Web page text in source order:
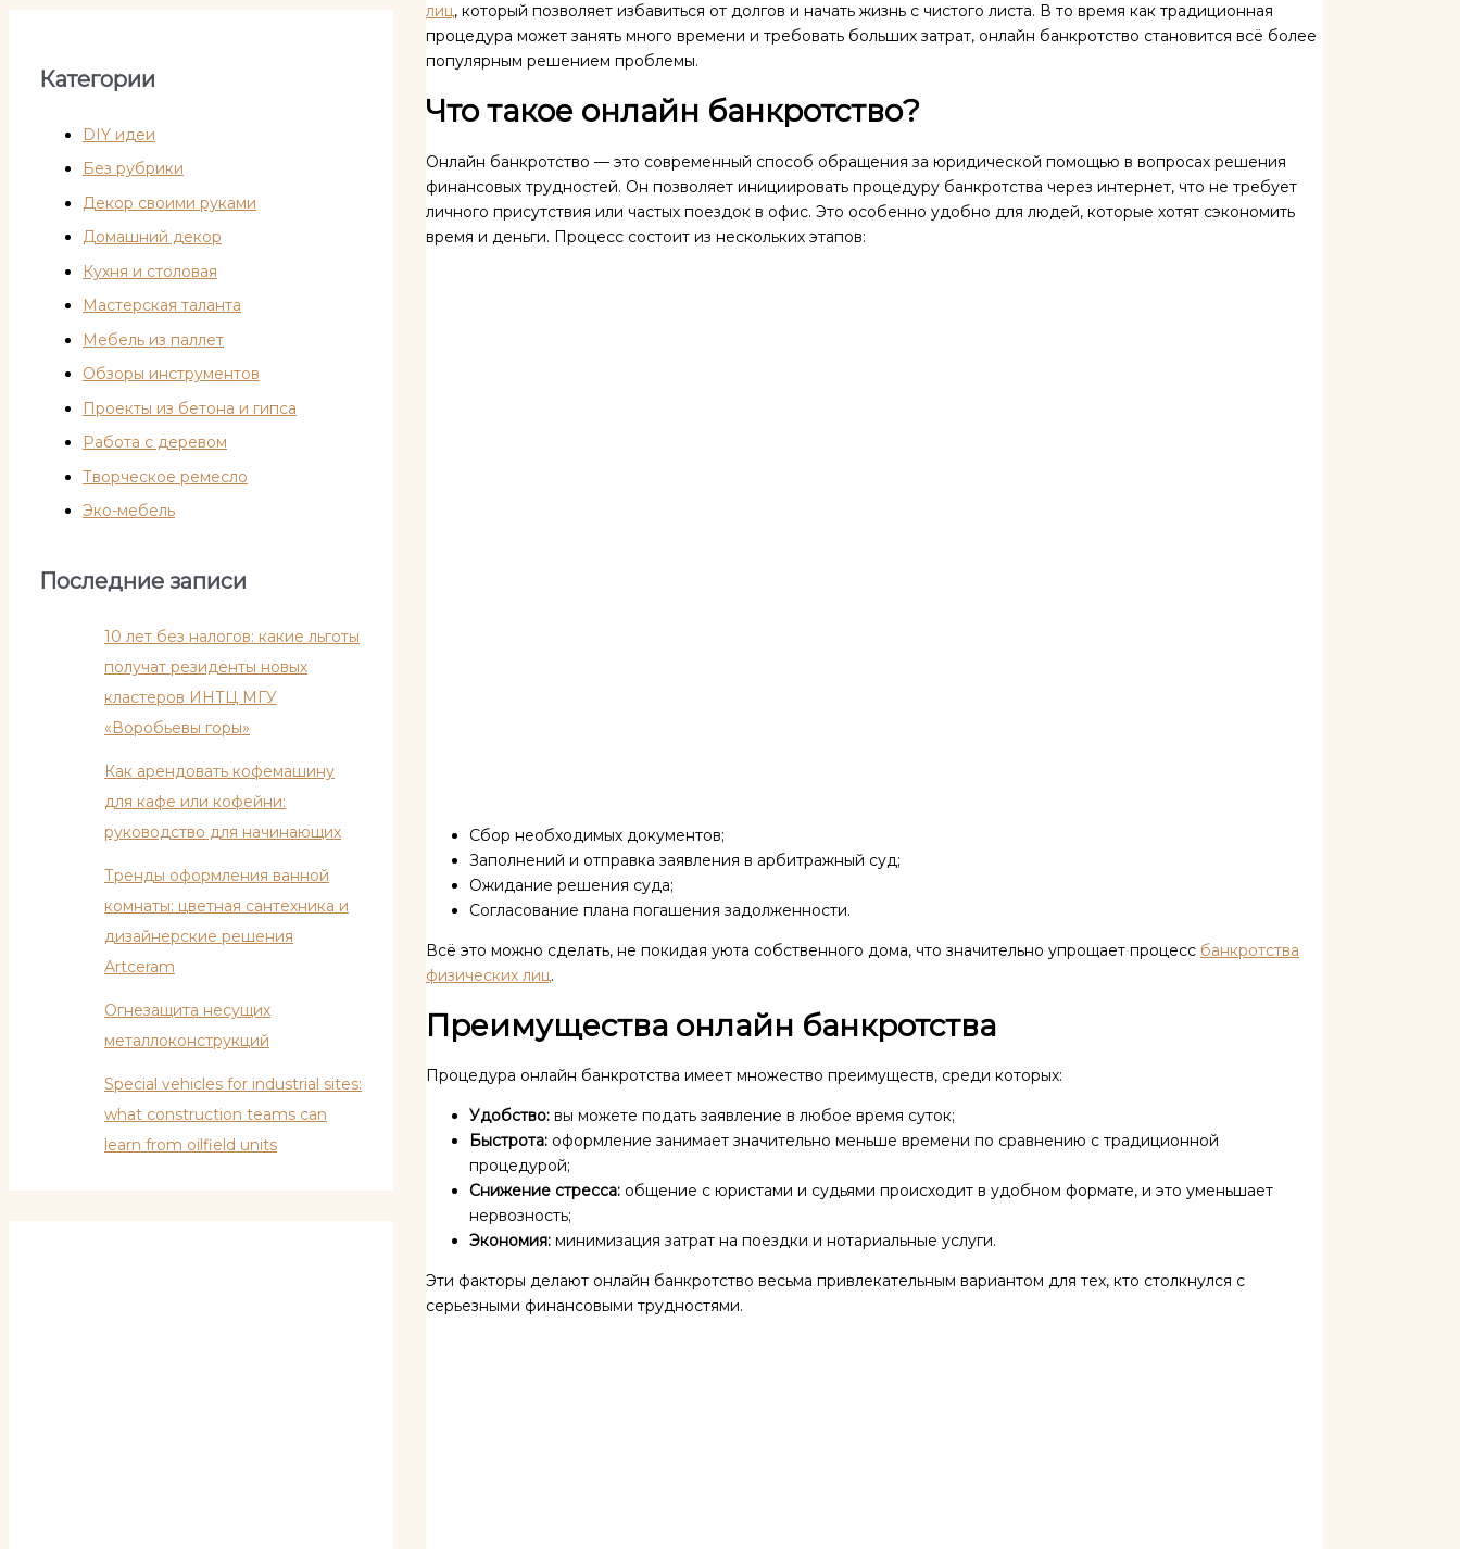
Категории
DIY идеи
Без рубрики
Декор своими руками
Домашний декор
Кухня и столовая
Мастерская таланта
Мебель из паллет
Обзоры инструментов
Проекты из бетона и гипса
Работа с деревом
Творческое ремесло
Эко-мебель
Последние записи
10 лет без налогов: какие льготы
получат резиденты новых
кластеров ИНТЦ МГУ
«Воробьевы горы»
Как арендовать кофемашину
для кафе или кофейни:
руководство для начинающих
Тренды оформления ванной
комнаты: цветная сантехника и
дизайнерские решения
Artceram
Огнезащита несущих
металлоконструкций
Special vehicles for industrial sites:
what construction teams can
learn from oilfield units
лиц, который позволяет избавиться от долгов и начать жизнь с чистого листа. В то время как традиционная
процедура может занять много времени и требовать больших затрат, онлайн банкротство становится всё более
популярным решением проблемы.
Что такое онлайн банкротство?
Онлайн банкротство — это современный способ обращения за юридической помощью в вопросах решения
финансовых трудностей. Он позволяет инициировать процедуру банкротства через интернет, что не требует
личного присутствия или частых поездок в офис. Это особенно удобно для людей, которые хотят сэкономить
время и деньги. Процесс состоит из нескольких этапов:
Сбор необходимых документов;
Заполнений и отправка заявления в арбитражный суд;
Ожидание решения суда;
Согласование плана погашения задолженности.
Всё это можно сделать, не покидая уюта собственного дома, что значительно упрощает процесс банкротства
физических лиц.
Преимущества онлайн банкротства
Процедура онлайн банкротства имеет множество преимуществ, среди которых:
Удобство: вы можете подать заявление в любое время суток;
Быстрота: оформление занимает значительно меньше времени по сравнению с традиционной
процедурой;
Снижение стресса: общение с юристами и судьями происходит в удобном формате, и это уменьшает
нервозность;
Экономия: минимизация затрат на поездки и нотариальные услуги.
Эти факторы делают онлайн банкротство весьма привлекательным вариантом для тех, кто столкнулся с
серьезными финансовыми трудностями.